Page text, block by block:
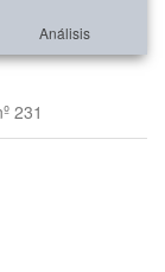
Análisis
231